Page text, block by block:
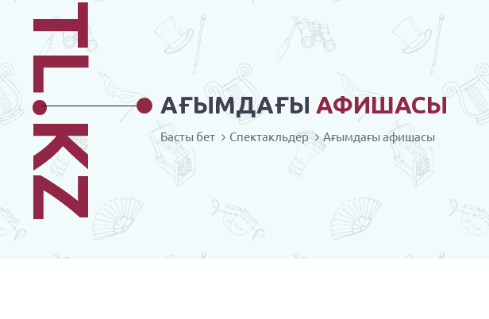
АҒЫМДАҒЫ АФИШАСЫ
TL.KZ Басты бет Спектакльдер Ағымдағы афишасы